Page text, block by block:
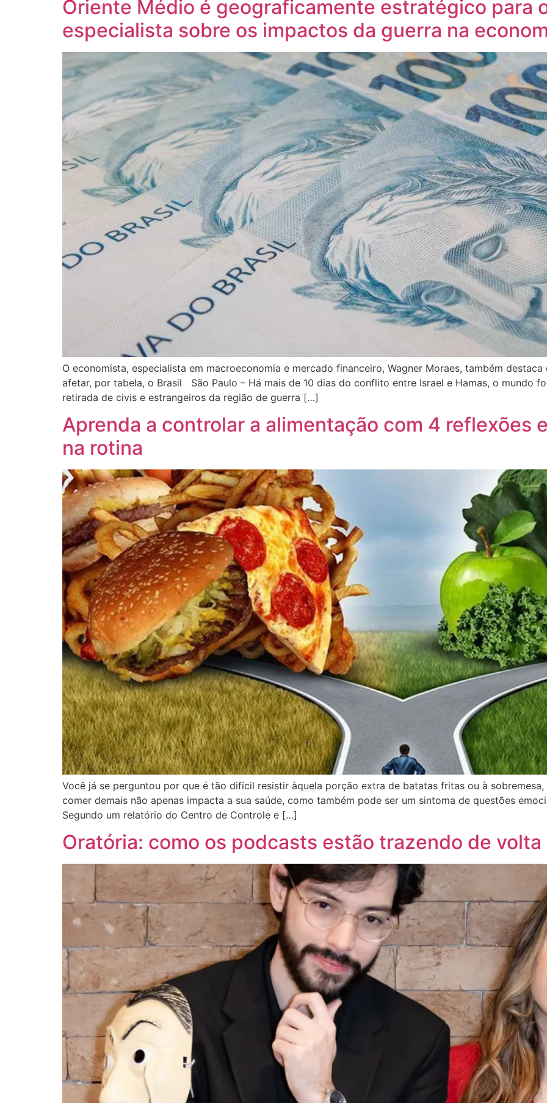
Oriente Médio é geograficamente estratégico para
especialista sobre os impactos da guerra na
O economista, especialista em macroeconomia e mercado financeiro, Wagner Moraes, também
afetar, por tabela, o Brasil São Paulo – Há mais de 10 dias do conflito entre Israel e Hamas, o mundo
retirada de civis e estrangeiros da região de guerra […]
Aprenda a controlar a alimentação com 4 reflexões
na rotina
Você já se perguntou por que é tão difícil resistir àquela porção extra de batatas fritas ou à
comer demais não apenas impacta a sua saúde, como também pode ser um sintoma de questões
Segundo um relatório do Centro de Controle e […]
Oratória: como os podcasts estão trazendo de